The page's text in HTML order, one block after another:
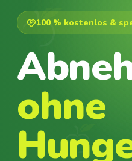
100 % kostenlos &
ohne